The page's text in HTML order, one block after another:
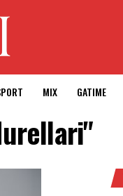
MIX GATIME